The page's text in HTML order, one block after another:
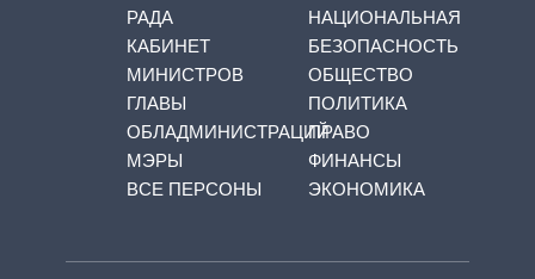
РАДА
КАБИНЕТ
МИНИСТРОВ
ГЛАВЫ
ОБЛАДМИНИСТРАЦИЙ
МЭРЫ
ВСЕ ПЕРСОНЫ
НАЦИОНАЛЬНАЯ
БЕЗОПАСНОСТЬ
ОБЩЕСТВО
ПОЛИТИКА
ПРАВО
ФИНАНСЫ
ЭКОНОМИКА